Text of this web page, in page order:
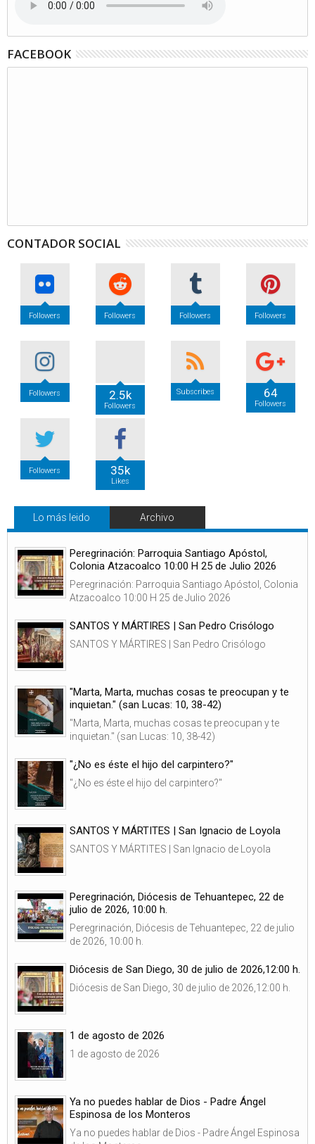
FACEBOOK
CONTADOR SOCIAL
Followers Followers Followers Followers
Followers 2.5k
Followers
Subscribes 64
Followers
Followers 35k
Likes
Lo más leido Archivo
Peregrinación: Parroquia Santiago Apóstol,
Colonia Atzacoalco 10:00 H 25 de Julio 2026
Peregrinación: Parroquia Santiago Apóstol, Colonia
Atzacoalco 10:00 H 25 de Julio 2026
SANTOS Y MÁRTIRES | San Pedro Crisólogo
SANTOS Y MÁRTIRES | San Pedro Crisólogo
"Marta, Marta, muchas cosas te preocupan y te
inquietan." (san Lucas: 10, 38-42)
"Marta, Marta, muchas cosas te preocupan y te
inquietan." (san Lucas: 10, 38-42)
"¿No es éste el hijo del carpintero?"
"¿No es éste el hijo del carpintero?"
SANTOS Y MÁRTITES | San Ignacio de Loyola
SANTOS Y MÁRTITES | San Ignacio de Loyola
Peregrinación, Diócesis de Tehuantepec, 22 de
julio de 2026, 10:00 h.
Peregrinación, Diócesis de Tehuantepec, 22 de julio
de 2026, 10:00 h.
Diócesis de San Diego, 30 de julio de 2026,12:00 h.
Diócesis de San Diego, 30 de julio de 2026,12:00 h.
1 de agosto de 2026
1 de agosto de 2026
Ya no puedes hablar de Dios - Padre Ángel
Espinosa de los Monteros
Ya no puedes hablar de Dios - Padre Ángel Espinosa